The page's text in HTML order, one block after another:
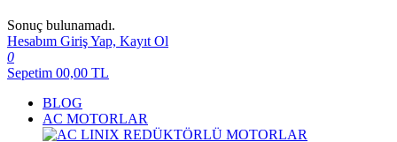
Sonuç bulunamadı.
Hesabım Giriş Yap, Kayıt Ol
0
Sepetim 00,00 TL
BLOG
AC MOTORLAR